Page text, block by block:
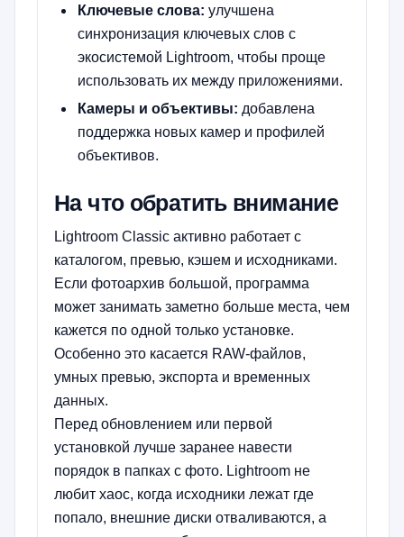
Ключевые слова: улучшена
синхронизация ключевых слов с
экосистемой Lightroom, чтобы проще
использовать их между приложениями.
Камеры и объективы: добавлена
поддержка новых камер и профилей
объективов.
На что обратить внимание
Lightroom Classic активно работает с
каталогом, превью, кэшем и исходниками.
Если фотоархив большой, программа
может занимать заметно больше места, чем
кажется по одной только установке.
Особенно это касается RAW-файлов,
умных превью, экспорта и временных
данных.
Перед обновлением или первой
установкой лучше заранее навести
порядок в папках с фото. Lightroom не
любит хаос, когда исходники лежат где
попало, внешние диски отваливаются, а